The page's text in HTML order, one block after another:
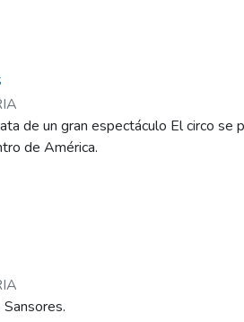
de un gran espectáculo El circo se
de América.